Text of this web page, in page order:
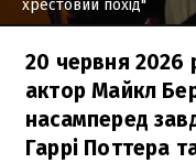
хрестовий похід"
20 червня 2026
актор Майкл
насамперед
Гаррі Поттера